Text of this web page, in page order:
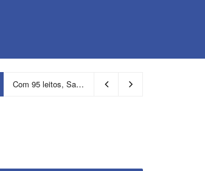
Com 95 leitos, Salvador ganha hospital focado em transição de cuidados